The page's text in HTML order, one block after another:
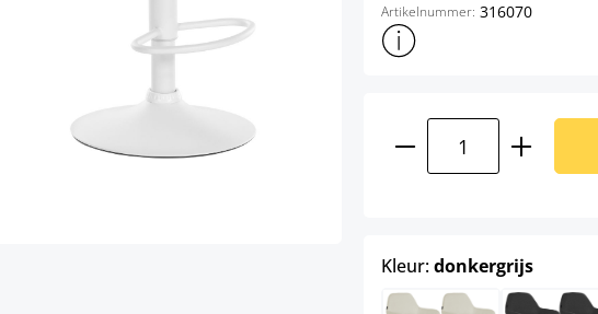
Artikelnummer: 316070
Toon meer productinformatie
Kleur:donkergrijsselect